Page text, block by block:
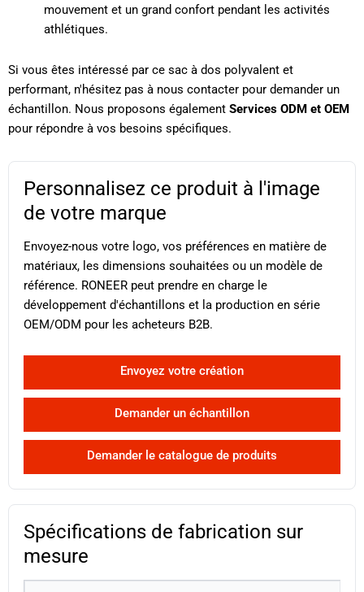
mouvement et un grand confort pendant les activités
athlétiques.
Si vous êtes intéressé par ce sac à dos polyvalent et
performant, n'hésitez pas à nous contacter pour demander un
échantillon. Nous proposons également Services ODM et OEM
pour répondre à vos besoins spécifiques.
Personnalisez ce produit à l'image
de votre marque
Envoyez-nous votre logo, vos préférences en matière de
matériaux, les dimensions souhaitées ou un modèle de
référence. RONEER peut prendre en charge le
développement d'échantillons et la production en série
OEM/ODM pour les acheteurs B2B.
Envoyez votre création
Demander un échantillon
Demander le catalogue de produits
Spécifications de fabrication sur
mesure